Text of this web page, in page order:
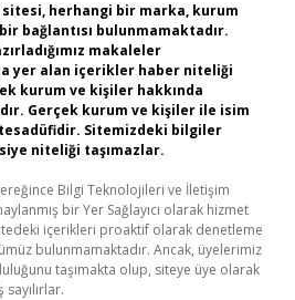
herhangi bir marka, kurum
bağlantısı bulunmamaktadır.
makaleler
yer alan içerikler haber niteliği
kurum ve kişiler hakkında
Gerçek kurum ve kişiler ile isim
Sitemizdeki bilgiler
niteliği taşımazlar.
Bilgi Teknolojileri ve İletişim
bir Yer Sağlayıcı olarak hizmet
içerikleri proaktif olarak denetleme
bulunmamaktadır. Ancak, üyelerimiz
taşımakta olup, siteye üye olarak